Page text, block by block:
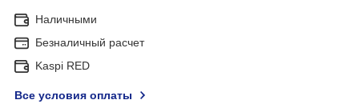
Наличными
Безналичный расчет
Kaspi RED
Все условия оплаты